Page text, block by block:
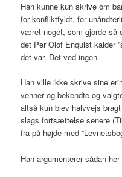
Han kunne kun skrive om
for konfliktfyldt, for
været noget, som gjorde så
det Per Olof Enquist kalder
det var. Det ved ingen.
Han ville ikke skrive sine
venner og bekendte og
altså kun blev halvvejs
slags fortsættelse senere
fra på højde med
Han argumenterer sådan